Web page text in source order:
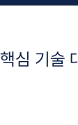
심 기술